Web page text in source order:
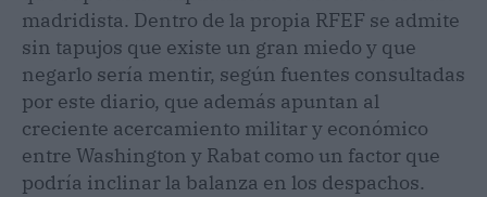
madridista. Dentro de la propia RFEF se admite
sin tapujos que existe un gran miedo y que
negarlo sería mentir, según fuentes consultadas
por este diario, que además apuntan al
creciente acercamiento militar y económico
entre Washington y Rabat como un factor que
podría inclinar la balanza en los despachos.